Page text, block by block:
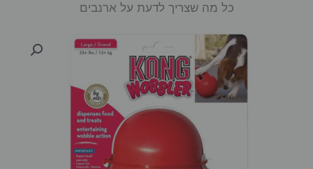
כל מה שצריך לדעת על ארנבים